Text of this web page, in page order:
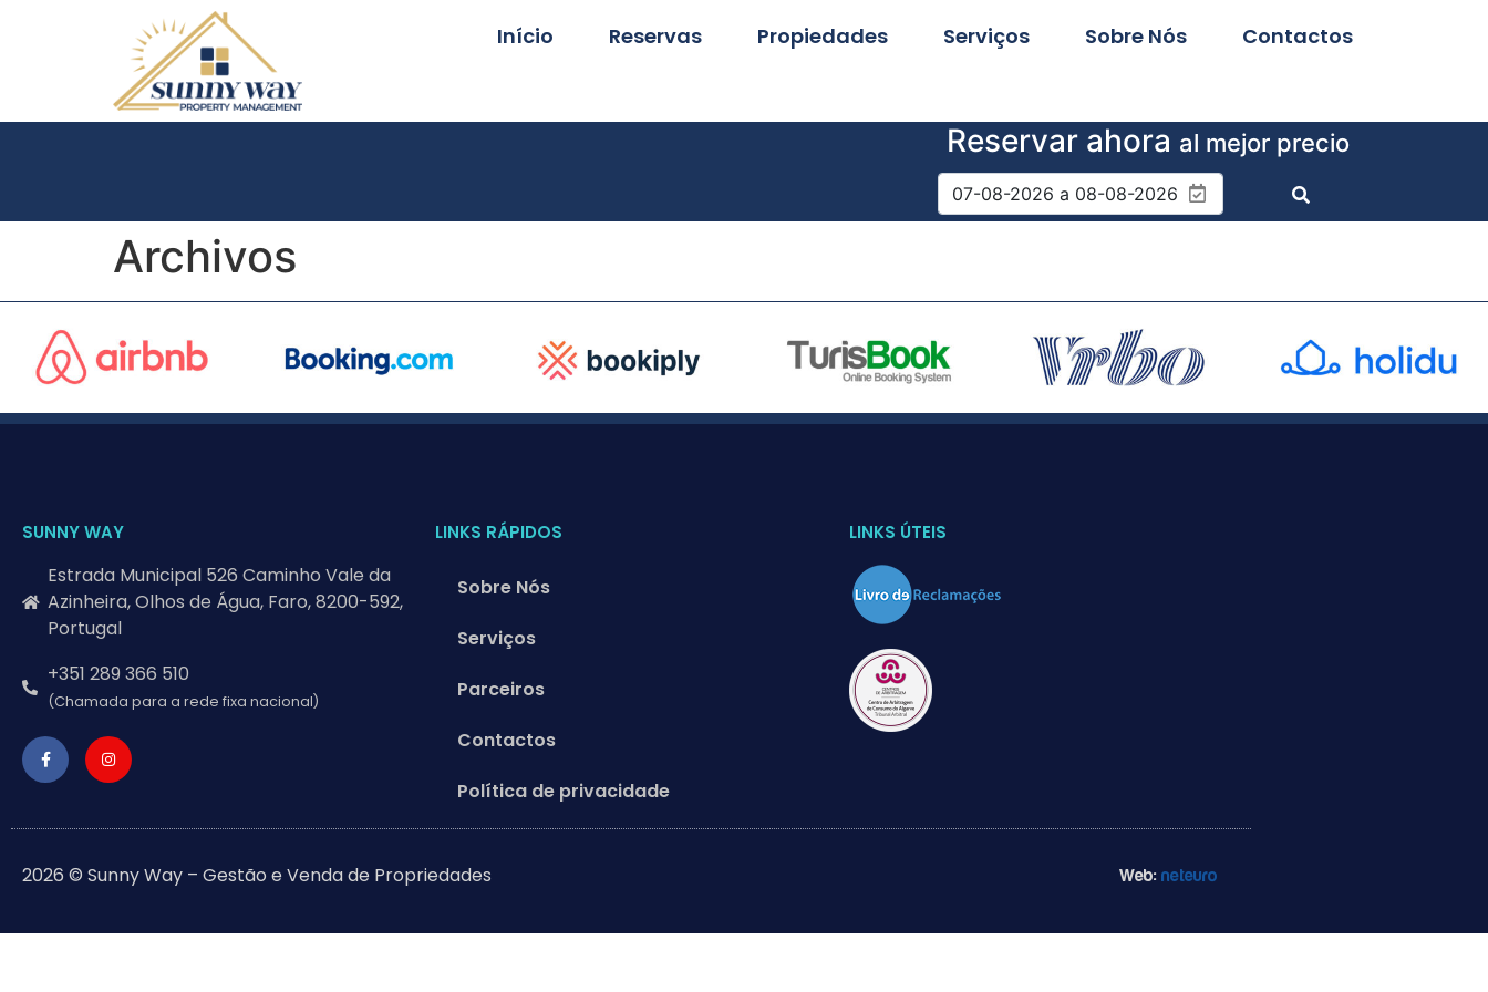
Início Reservas Propiedades Serviços Sobre Nós Contactos
Reservar ahora al mejor precio
Archivos
SUNNY WAY
Estrada Municipal 526 Caminho Vale da
Azinheira, Olhos de Água, Faro, 8200-592,
Portugal
+351 289 366 510
(Chamada para a rede fixa nacional)
LINKS RÁPIDOS
Sobre Nós
Serviços
Parceiros
Contactos
Política de privacidade
LINKS ÚTEIS
2026 © Sunny Way – Gestão e Venda de Propriedades Web: neteuro